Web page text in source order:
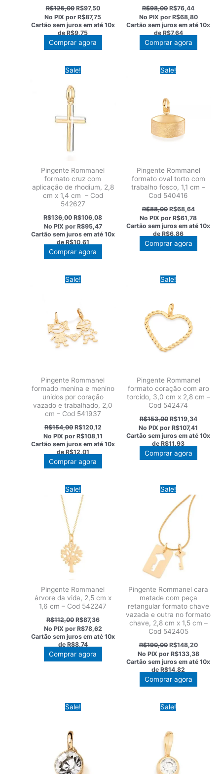
R$125,00 O
preço
original
era:
R$125,00.
R$97,50O
preço
atual
é:
R$97,50.
No PIX porR$87,75
Cartão sem juros em até 10x
de R$9,75
Comprar agora
R$98,00O
preço
original
era:
R$98,00.
R$76,44
preço
atual
é:
R$76,44.
No PIX por R$68,80
Cartão sem juros em até10x
deR$7,64
Comprar agora
Sale!
Pingente Rommanel
formato cruz com
aplicação de rhodium, 2,8
cm x 1,4 cm – Cod
542627
R$136,00O
preço
original
era:
R$136,00.
R$106,08
preço
atual
é:
R$106,08.
No PIX por R$95,47
Cartão sem juros em até 10x
deR$10,61
Comprar agora
Sale!
Pingente Rommanel
formato oval torto com
trabalho fosco, 1,1 cm –
Cod 540416
R$88,00 O
preço
original
era:
R$88,00.
R$68,64O
preço
atual
é:
No PIX porR$61,78
Cartão sem juros em até10x
de R$6,86
Comprar agora
Sale!
Pingente Rommanel
formado menina e menino
unidos por coração
vazado e trabalhado, 2,0
cm – Cod 541937
R$154,00 O
preço
original
era:
R$154,00.
R$120,12O
preço
atual
é:
R$120,12.
No PIX por R$108,11
Cartão sem juros em até 10x
deR$12,01
Comprar agora
Sale!
Pingente Rommanel
formato coração com aro
torcido, 3,0 cm x 2,8 cm –
Cod 542474
R$153,00 O
preço
original
era:
R$153,00.
R$119,34O
preço
atual
é:
No PIX porR$107,41
Cartão sem juros em até10x
de R$11,93
Comprar agora
Sale!
Pingente Rommanel
árvore da vida, 2,5 cm x
1,6 cm – Cod 542247
R$112,00 O
preço
original
era:
R$112,00.
R$87,36O
preço
atual
é:
R$87,36.
No PIX por R$78,62
Cartão sem juros em até 10x
deR$8,74
Comprar agora
Sale!
Pingente Rommanel cara
metade com peça
retangular formato chave
vazada e outra no formato
chave, 2,8 cm x 1,5 cm –
Cod 542405
R$190,00 O
preço
original
era:
R$190,00.
R$148,20O
preço
atual
é:
No PIX por R$133,38
Cartão sem juros em até10x
de R$14,82
Comprar agora
Sale! Sale!